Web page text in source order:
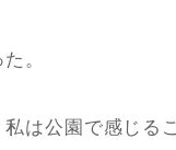
。
は公園で感じる